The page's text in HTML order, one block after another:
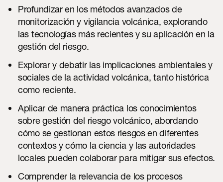
Profundizar en los métodos avanzados de
monitorización y vigilancia volcánica, explorando
las tecnologías más recientes y su aplicación en la
gestión del riesgo.
Explorar y debatir las implicaciones ambientales y
sociales de la actividad volcánica, tanto histórica
como reciente.
Aplicar de manera práctica los conocimientos
sobre gestión del riesgo volcánico, abordando
cómo se gestionan estos riesgos en diferentes
contextos y cómo la ciencia y las autoridades
locales pueden colaborar para mitigar sus efectos.
Comprender la relevancia de los procesos